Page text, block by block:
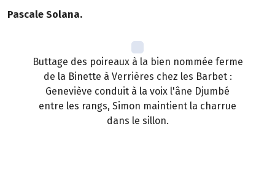
Pascale Solana.
Buttage des poireaux à la bien nommée ferme
de la Binette à Verrières chez les Barbet :
Geneviève conduit à la voix l'âne Djumbé
entre les rangs, Simon maintient la charrue
dans le sillon.